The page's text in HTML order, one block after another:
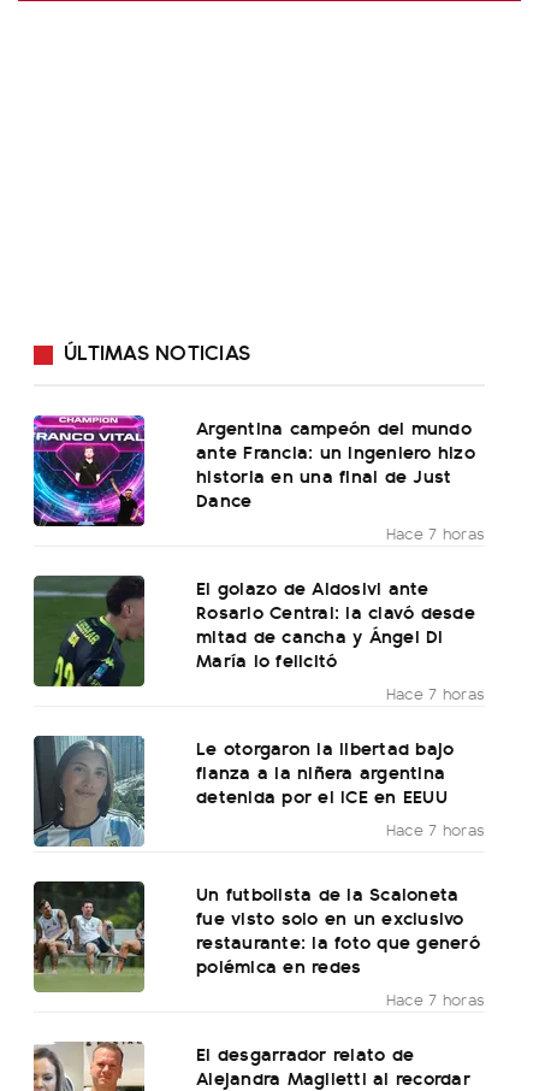
ÚLTIMAS NOTICIAS
Argentina campeón del mundo
ante Francia: un ingeniero hizo
historia en una final de Just
Dance
Hace 7 horas
El golazo de Aldosivi ante
Rosario Central: la clavó desde
mitad de cancha y Ángel Di
María lo felicitó
Hace 7 horas
Le otorgaron la libertad bajo
fianza a la niñera argentina
detenida por el ICE en EEUU
Hace 7 horas
Un futbolista de la Scaloneta
fue visto solo en un exclusivo
restaurante: la foto que generó
polémica en redes
Hace 7 horas
El desgarrador relato de
Alejandra Maglietti al recordar